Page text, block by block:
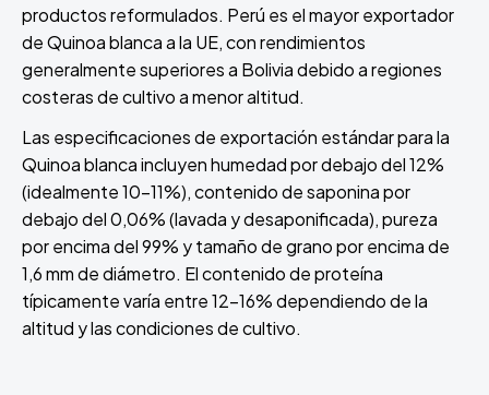
productos reformulados. Perú es el mayor exportador
de Quinoa blanca a la UE, con rendimientos
generalmente superiores a Bolivia debido a regiones
costeras de cultivo a menor altitud.
Las especificaciones de exportación estándar para la
Quinoa blanca incluyen humedad por debajo del 12%
(idealmente 10-11%), contenido de saponina por
debajo del 0,06% (lavada y desaponificada), pureza
por encima del 99% y tamaño de grano por encima de
1,6 mm de diámetro. El contenido de proteína
típicamente varía entre 12-16% dependiendo de la
altitud y las condiciones de cultivo.